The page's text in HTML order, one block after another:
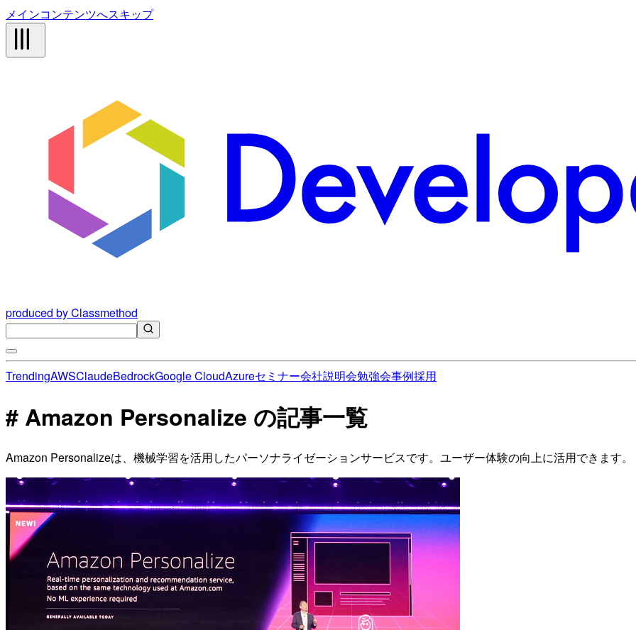
メインコンテンツへスキップ
produced by Classmethod
TrendingAWSClaudeBedrockGoogle CloudAzureセミナー会社説明会勉強会事例採用
# Amazon Personalize の記事一覧
Amazon Personalizeは、機械学習を活用したパーソナライゼーションサービスです。ユーザー体験の向上に活用できます。